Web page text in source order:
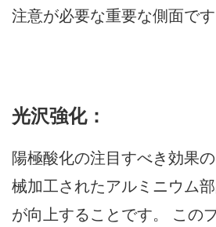
注意が必要な重要な側面です
光沢強化：
陽極酸化の注目すべき効果
械加工されたアルミニウム
が向上することです。 この